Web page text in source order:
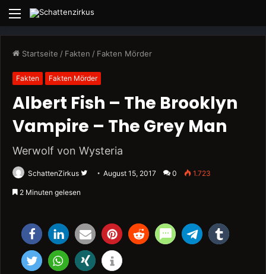
Menü
Startseite / Fakten / Fakten Mörder
Fakten Fakten Mörder
Albert Fish – The Brooklyn
Vampire – The Grey Man
Werwolf von Wysteria
SchattenZirkus
FolgeAugust 15, 2017 0 1.723
2 Minuten gelesen